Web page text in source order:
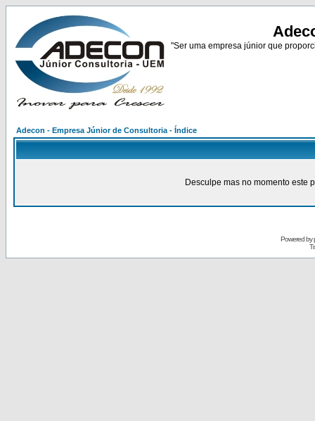
"Ser uma empresa júnior que
Adecon - Empresa Júnior de Consultoria - Índice
Desculpe mas no momento este
Powered by